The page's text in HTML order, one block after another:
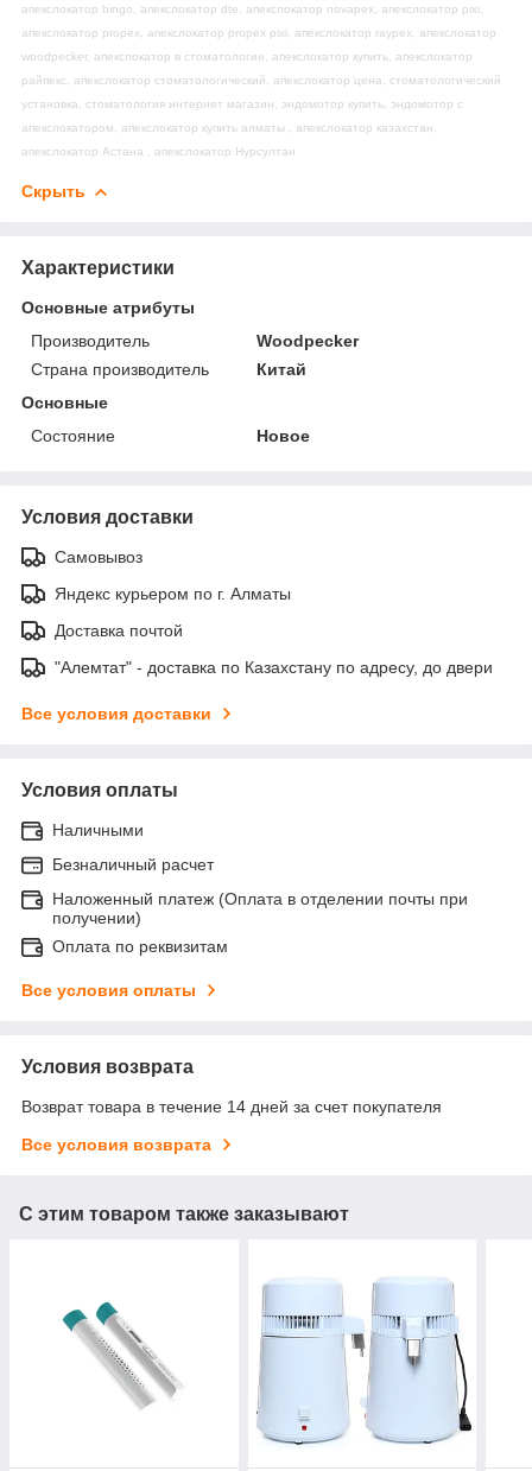
апекслокатор bingo, апекслокатор dte, апекслокатор novapex, апекслокатор pixi,
апекслокатор propex, апекслокатор propex pixi, апекслокатор raypex, апекслокатор
woodpecker, апекслокатор в стоматологии, апекслокатор купить, апекслокатор
райпекс, апекслокатор стоматологический, апекслокатор цена, стоматологический
установка, стоматология интернет магазин, эндомотор купить, эндомотор с
апекслокатором, апекслокатор купить алматы , апекслокатор казахстан,
апекслокатор Астана , апекслокатор Нурсултан
Скрыть
Характеристики
Основные атрибуты
Производитель
Woodpecker
Страна производитель
Китай
Основные
Состояние
Новое
Условия доставки
Самовывоз
Яндекс курьером по г. Алматы
Доставка почтой
"Алемтат" - доставка по Казахстану по адресу, до двери
Все условия доставки
Условия оплаты
Наличными
Безналичный расчет
Наложенный платеж (Оплата в отделении почты при
получении)
Оплата по реквизитам
Все условия оплаты
Условия возврата
Возврат товара в течение 14 дней за счет покупателя
Все условия возврата
С этим товаром также заказывают